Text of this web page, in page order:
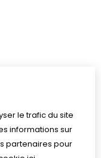
le trafic du site
informations sur
partenaires pour